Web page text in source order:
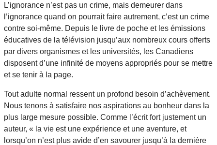
L’ignorance n’est pas un crime, mais demeurer dans
l’ignorance quand on pourrait faire autrement, c’est un crime
contre soi-même. Depuis le livre de poche et les émissions
éducatives de la télévision jusqu’aux nombreux cours offerts
par divers organismes et les universités, les Canadiens
disposent d’une infinité de moyens appropriés pour se mettre
et se tenir à la page.
Tout adulte normal ressent un profond besoin d’achèvement.
Nous tenons à satisfaire nos aspirations au bonheur dans la
plus large mesure possible. Comme l’écrit fort justement un
auteur, « la vie est une expérience et une aventure, et
lorsqu’on n’est plus avide d’en savourer jusqu’à la dernière